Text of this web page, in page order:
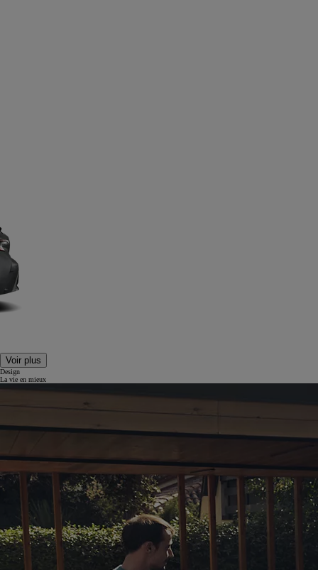
Voir plus
Design
La vie en mieux